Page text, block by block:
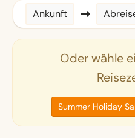
Ankunft
Oder wähle
Summer Holiday